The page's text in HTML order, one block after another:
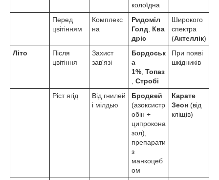
колоїдна
Перед
цвітінням
Комплекс
на
Ридоміл
Голд Ква
дріс
Широкого
спектра
(Актеллік)
Літо
Після
цвітіння
Захист
зав'язі
Бордоськ
а
1% Топаз
Стробі
При появі
шкідників
Ріст ягід
Від гнилей
і мілдью
Бродвей
(азоксистр
обін +
ципрокона
зол),
препарати
з
манкоцеб
ом
Карате
Зеон (від
кліщів)